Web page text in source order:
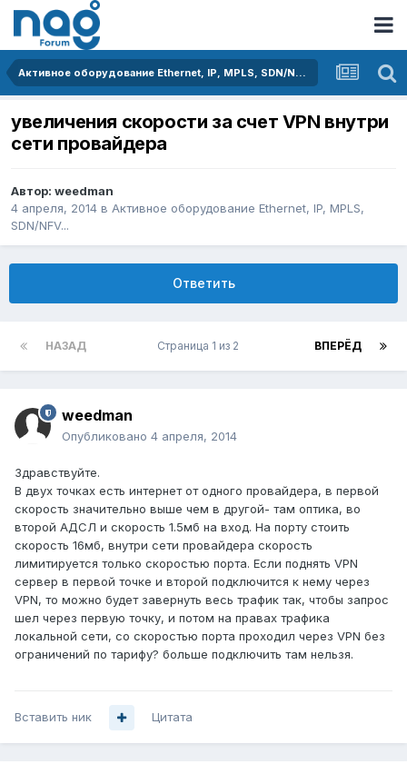
Активное оборудование Ethernet, IP, MPLS, SDN/NFV...
увеличения скорости за счет VPN внутри
сети провайдера
Автор: weedman
4 апреля, 2014 в Активное оборудование Ethernet, IP, MPLS,
SDN/NFV...
Ответить
НАЗАД ВПЕРЁД
Страница 1 из 2
weedman
Опубликовано 4 апреля, 2014
Здравствуйте.
В двух точках есть интернет от одного провайдера, в первой
скорость значительно выше чем в другой- там оптика, во
второй АДСЛ и скорость 1.5мб на вход. На порту стоить
скорость 16мб, внутри сети провайдера скорость
лимитируется только скоростью порта. Если поднять VPN
сервер в первой точке и второй подключится к нему через
VPN, то можно будет завернуть весь трафик так, чтобы запрос
шел через первую точку, и потом на правах трафика
локальной сети, со скоростью порта проходил через VPN без
ограничений по тарифу? больше подключить там нельзя.
Вставить ник Цитата